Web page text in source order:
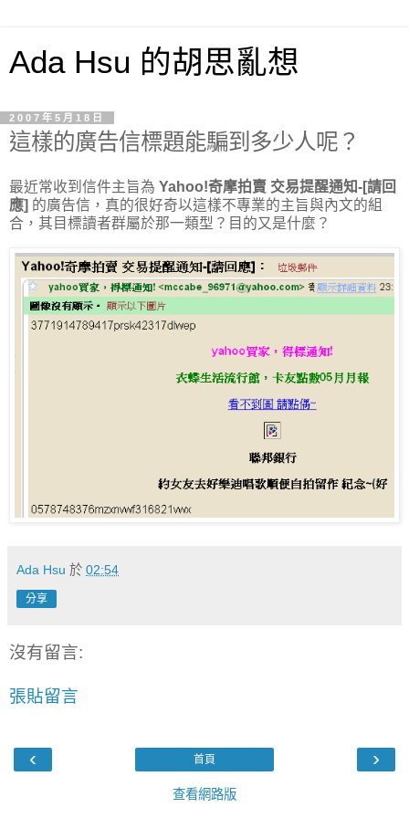
Ada Hsu 的胡思亂想
2007年5月18日
這樣的廣告信標題能騙到多少人呢？
最近常收到信件主旨為 Yahoo!奇摩拍賣 交易提醒通知-[請回
應] 的廣告信，真的很好奇以這樣不專業的主旨與內文的組
合，其目標讀者群屬於那一類型？目的又是什麼？
Ada Hsu 於 02:54
分享
沒有留言:
張貼留言
‹ ›
首頁
查看網路版